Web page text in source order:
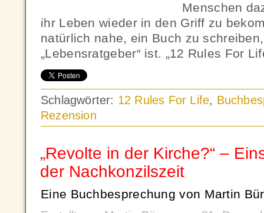
Menschen
ihr Leben wieder in den Griff zu
natürlich nahe, ein Buch zu
„Lebensratgeber“ ist. „12 Rules For
Schlagwörter: 12 Rules For Life,
Rezension
„Revolte in der Kirche?“ –
der Nachkonzilszeit
Eine Buchbesprechung von Martin